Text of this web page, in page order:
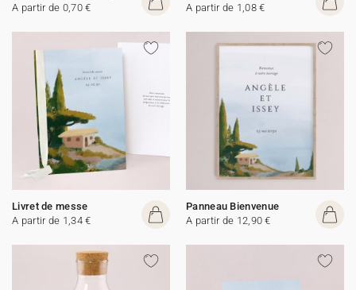
A partir de 0,70 €
A partir de 1,08 €
Livret de messe
A partir de 1,34 €
Panneau Bienvenue
A partir de 12,90 €